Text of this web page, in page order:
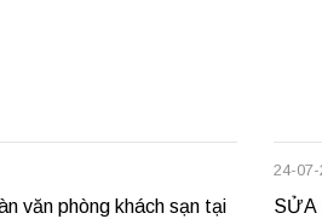
văn phòng khách sạn tại
24-
SỬA